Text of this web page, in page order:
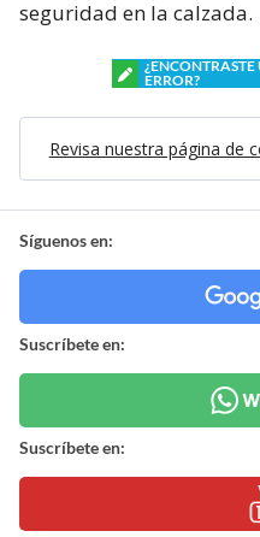
seguridad en la calzada.
¿ENCONTRASTE
ERROR?
Revisa nuestra página de
Síguenos en:
Suscríbete en:
Suscríbete en: